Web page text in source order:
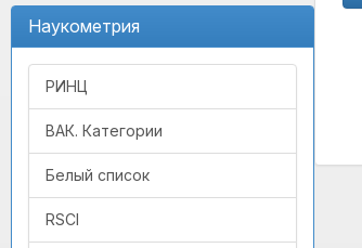
Наукометрия
РИНЦ
ВАК. Категории
Белый список
RSCI